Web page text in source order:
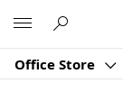
Office Store